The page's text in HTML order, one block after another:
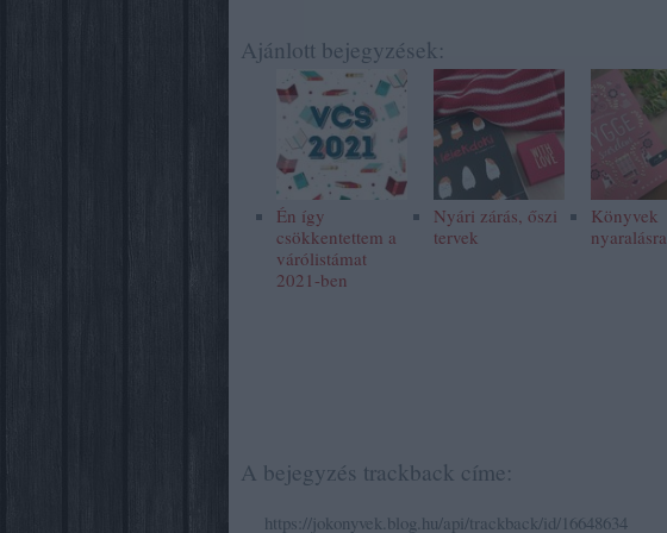
Ajánlott bejegyzések:
Én így
csökkentettem a
várólistámat
2021-ben
Nyári zárás, őszi
tervek
Könyvek
nyaralásra
A bejegyzés trackback címe:
https://jokonyvek.blog.hu/api/trackback/id/16648634